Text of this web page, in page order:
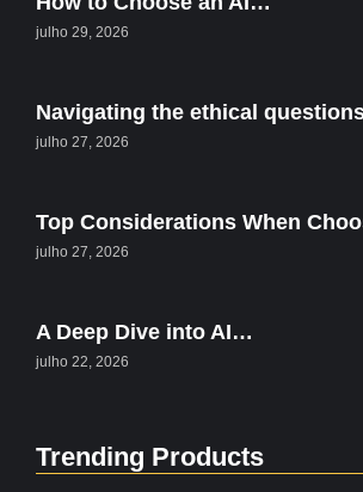
julho 29, 2026
Navigating the ethical
julho 27, 2026
Top Considerations When
julho 27, 2026
A Deep Dive into AI…
julho 22, 2026
Trending Products